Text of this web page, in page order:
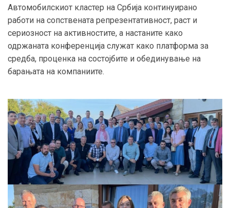
Автомобилскиот кластер на Србија континуирано
работи на сопствената репрезентативност, раст и
сериозност на активностите, а настаните како
одржаната конференција служат како платформа за
средба, проценка на состојбите и обединување на
барањата на компаниите.